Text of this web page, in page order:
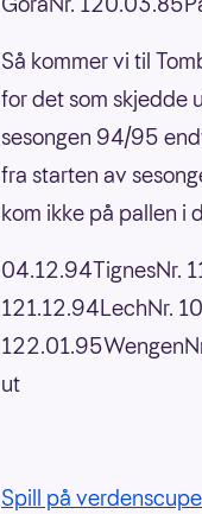
Så kommer vi til
for det som skjedde
sesongen 94/95
fra starten av
kom ikke på pallen i
04.12.94TignesNr.
121.12.94LechNr.
ut
Spill på